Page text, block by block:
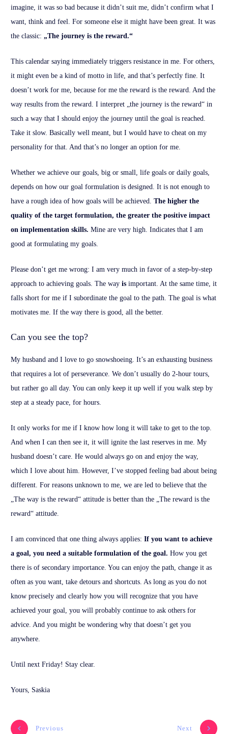
imagine, it was so bad because it didn’t suit me, didn’t confirm what I
want, think and feel. For someone else it might have been great. It was
the classic: „The journey is the reward.“
This calendar saying immediately triggers resistance in me. For others,
it might even be a kind of motto in life, and that’s perfectly fine. It
doesn’t work for me, because for me the reward is the reward. And the
way results from the reward. I interpret „the journey is the reward“ in
such a way that I should enjoy the journey until the goal is reached.
Take it slow. Basically well meant, but I would have to cheat on my
personality for that. And that’s no longer an option for me.
Whether we achieve our goals, big or small, life goals or daily goals,
depends on how our goal formulation is designed. It is not enough to
have a rough idea of how goals will be achieved. The higher the
quality of the target formulation, the greater the positive impact
on implementation skills. Mine are very high. Indicates that I am
good at formulating my goals.
Please don’t get me wrong: I am very much in favor of a step-by-step
approach to achieving goals. The way is important. At the same time, it
falls short for me if I subordinate the goal to the path. The goal is what
motivates me. If the way there is good, all the better.
Can you see the top?
My husband and I love to go snowshoeing. It’s an exhausting business
that requires a lot of perseverance. We don’t usually do 2-hour tours,
but rather go all day. You can only keep it up well if you walk step by
step at a steady pace, for hours.
It only works for me if I know how long it will take to get to the top.
And when I can then see it, it will ignite the last reserves in me. My
husband doesn’t care. He would always go on and enjoy the way,
which I love about him. However, I’ve stopped feeling bad about being
different. For reasons unknown to me, we are led to believe that the
„The way is the reward“ attitude is better than the „The reward is the
reward“ attitude.
I am convinced that one thing always applies: If you want to achieve
a goal, you need a suitable formulation of the goal. How you get
there is of secondary importance. You can enjoy the path, change it as
often as you want, take detours and shortcuts. As long as you do not
know precisely and clearly how you will recognize that you have
achieved your goal, you will probably continue to ask others for
advice. And you might be wondering why that doesn’t get you
anywhere.
Until next Friday! Stay clear.
Yours, Saskia
Previous Next